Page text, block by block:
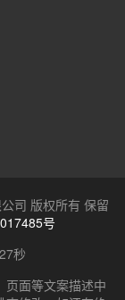
司 版权所有 保留
号
秒
页面等文案描述中